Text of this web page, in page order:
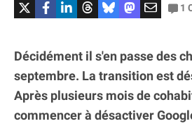
1
Décidément il s'en passe des
septembre. La transition est
Après plusieurs mois de
commencer à désactiver